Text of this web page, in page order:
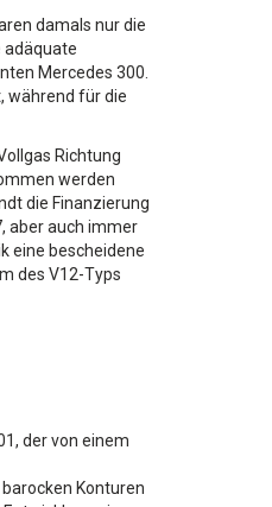
damals nur die
adäquate
Mercedes 300.
während für die
Richtung
werden
die Finanzierung
aber auch immer
eine bescheidene
des V12-Typs
der von einem
Konturen